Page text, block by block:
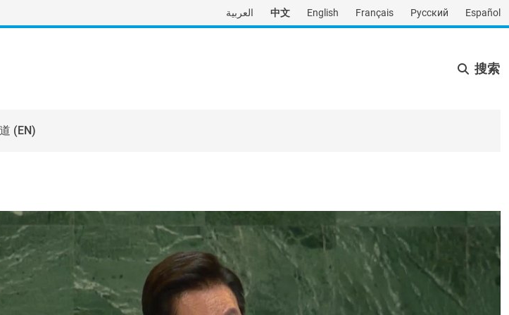
العربية 中文 English Français Русский Español
搜索
(EN)